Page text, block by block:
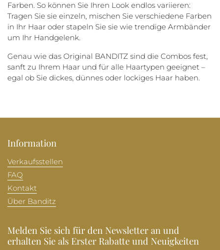
Farben. So können Sie Ihren Look endlos variieren:
Tragen Sie sie einzeln, mischen Sie verschiedene Farben
in Ihr Haar oder stapeln Sie sie wie trendige Armbänder
um Ihr Handgelenk.
Genau wie das Original BANDITZ sind die Combos fest,
sanft zu Ihrem Haar und für alle Haartypen geeignet –
egal ob Sie dickes, dünnes oder lockiges Haar haben.
Information
Verkaufsstellen
FAQ
Kontakt
Über Banditz
Melden Sie sich für den Newsletter an und
erhalten Sie als Erster Rabatte und Neuigkeiten